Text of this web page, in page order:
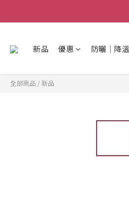
新品 優惠 防曬│降溫
全部商品 /新品